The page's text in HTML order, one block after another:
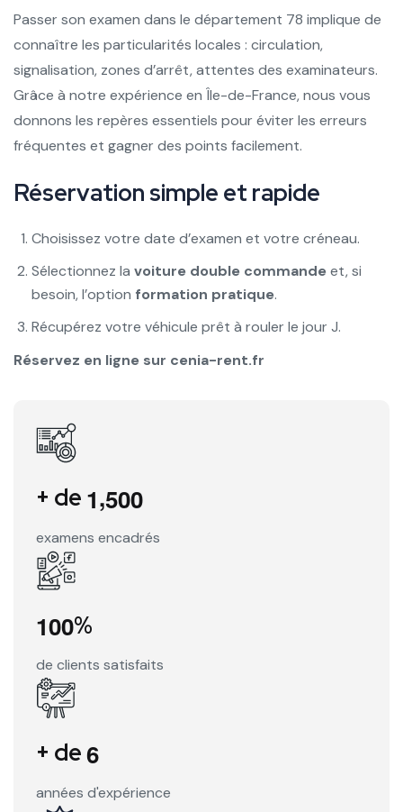
Passer son examen dans le département 78 implique de
connaître les particularités locales : circulation,
signalisation, zones d’arrêt, attentes des examinateurs.
Grâce à notre expérience en Île-de-France, nous vous
donnons les repères essentiels pour éviter les erreurs
fréquentes et gagner des points facilement.
Réservation simple et rapide
Choisissez votre date d’examen et votre créneau.
Sélectionnez la voiture double commandeet, si
besoin, l’option formation pratique.
Récupérez votre véhicule prêt à rouler le jour J.
Réservez en ligne sur cenia-rent.fr
+ de 1,500
examens encadrés
100%
de clients satisfaits
+ de6
années d'expérience